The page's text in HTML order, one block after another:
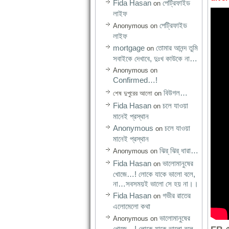
Fida Hasan on পেট্রিফাইড
লাইফ
Anonymous on পেট্রিফাইড
লাইফ
mortgage on তোমার আনন্দ তুমি
সবাইকে দেখাবে, দুঃখ কাউকে না…
Anonymous on
Confirmed…!
শেষ দুপুরের আলো on বিউগল…
Fida Hasan on চলে যাওয়া
মানেই প্রস্থান
Anonymous on চলে যাওয়া
মানেই প্রস্থান
Anonymous on ঝির্‌ ঝির্‌ ধারা…
Fida Hasan on ভালোমানুষের
খোজে…! লোকে যাকে ভালো বলে,
না…সবসময়ই ভালো সে হয় না।।
Fida Hasan on গভীর রাতের
এলোমেলো কথা
Anonymous on ভালোমানুষের